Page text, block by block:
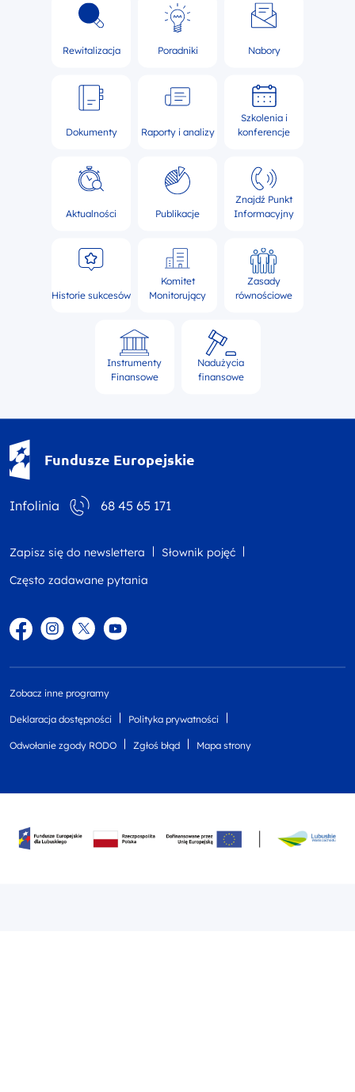
Rewitalizacja Poradniki Nabory
Dokumenty Raporty i analizy
Szkolenia i
konferencje
Aktualności Publikacje
Znajdź Punkt
Informacyjny
Historie sukcesów
Komitet
Monitorujący
Zasady
równościowe
Instrumenty
Finansowe
Nadużycia
finansowe
Fundusze Europejskie
Infolinia 68 45 65 171
Zapisz się do newslettera
Słownik pojęć
Często zadawane pytania
FacebookInstagram
TwitterYouTube
Zobacz inne programy
Deklaracja dostępności Polityka prywatności
Odwołanie zgody RODO Zgłoś błąd Mapa strony